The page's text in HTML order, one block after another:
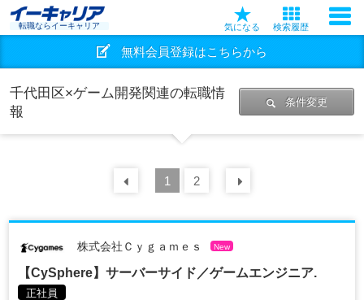
転職ならイーキャリア 気になる 検索履歴
無料会員登録はこちらから
千代田区×ゲーム開発関連の転職情
報
条件変更
前の 30
1 2
株式会社Ｃｙｇａｍｅｓ New
【CySphere】サーバーサイド／ゲームエンジニア.
正社員